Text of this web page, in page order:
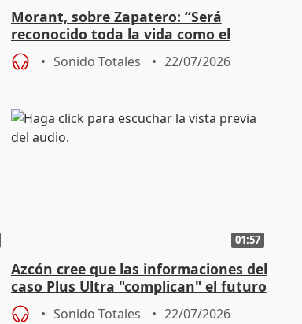
Morant, sobre Zapatero: “Será
reconocido toda la vida como el
presidente de los derechos”
Sonido Totales 22/07/2026
01:57
Azcón cree que las informaciones del
caso Plus Ultra "complican" el futuro
judicial de Zapatero
Sonido Totales 22/07/2026